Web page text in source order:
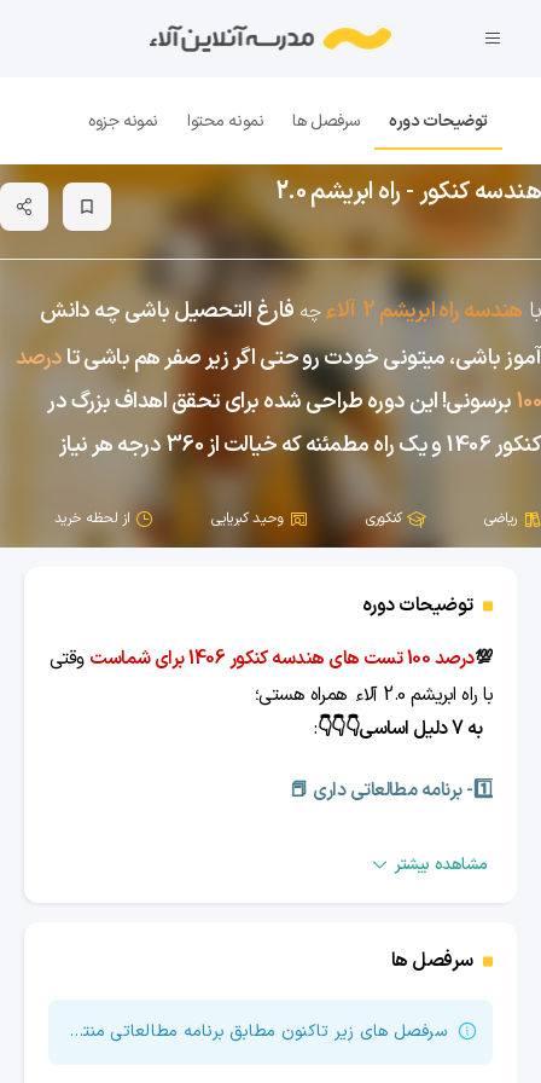
هندسه کنکور - راه ابریشم 2.0 bookmark_border
با هندسه راه ابریشم 2 آلاءچه فارغ التحصیل باشی چه دانش
آموز باشی، میتونی خودت رو حتی اگر زیر صفر هم باشی تادرصد
100برسونی! این دوره طراحی شده برای تحقق اهداف بزرگ در
کنکور 1406 و یک راه مطمئنه که خیالت از 360 درجه هر نیاز
ریاضی کنکوری وحید کبریایی از لحظه خرید
توضیحات دوره سرفصل ها نمونه محتوا نمونه جزوه
توضیحات دوره
💯درصد 100 تست های هندسه کنکور 1406 برای شماست
وقتی
با راه ابریشم 2.0 آلاء
همراه هستی؛
به7 دلیل اساسی👇👇👇 :
1️⃣- برنامه مطالعاتی داری 📕
پس خیالت راحته تو یک سال همه نکات کاملا کنکوری از زیر
صفر آموزش میبینی و به تسلط 100 می‌رسی
2️⃣-کلاس ویدیویی آموزش جامع کنکور داری
درنتیجه تمام و کمال نکات هر درس بهت طوری آموزش داده
مشاهده بیشتر
سرفصل ها
سرفصل های زیر تاکنون مطابق برنامه مطالعاتی منتشر شده است.